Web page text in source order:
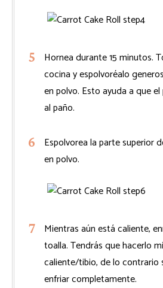
Hornea durante 15 minutos.
cocina y espolvoréalo
en polvo. Esto ayuda a que
al paño.
Espolvorea la parte superior
en polvo.
Mientras aún está caliente,
toalla. Tendrás que hacerlo
caliente/tibio, de lo contrario
enfriar completamente.